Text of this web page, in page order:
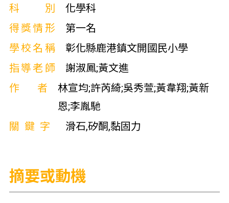
科別
化學科
得獎情形
第一名
學校名稱
彰化縣鹿港鎮文開國民小學
指導老師
謝淑鳳;黃文進
作者
林宣均;許芮綺;吳秀萱;黃韋翔;黃新
恩;李胤馳
關鍵字
滑石,矽酮,黏固力
摘要或動機